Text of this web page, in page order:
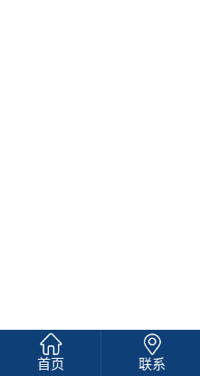
首页 联系